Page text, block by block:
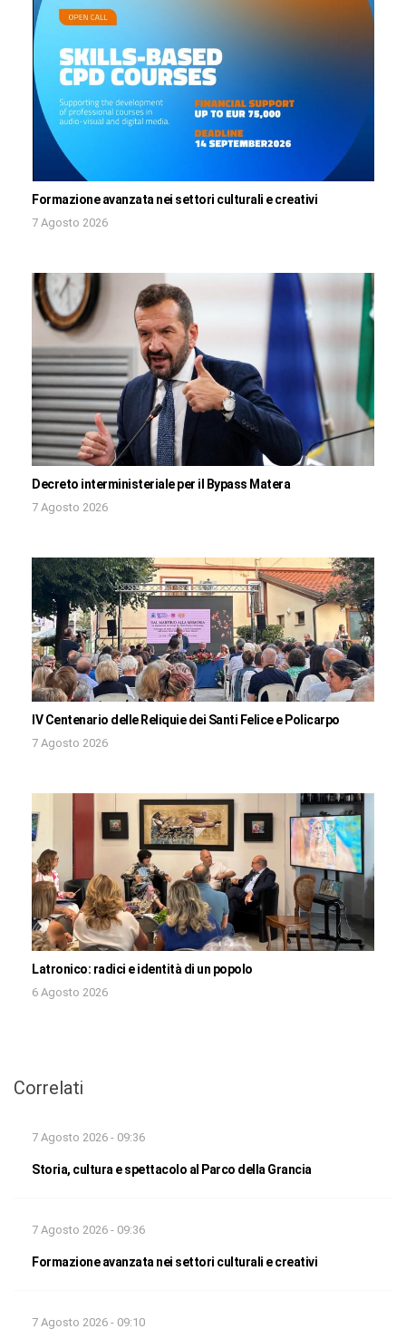
Formazione avanzata nei settori culturali e creativi
7 Agosto 2026
Decreto interministeriale per il Bypass Matera
7 Agosto 2026
IV Centenario delle Reliquie dei Santi Felice e Policarpo
7 Agosto 2026
Latronico: radici e identità di un popolo
6 Agosto 2026
Correlati
7 Agosto 2026 - 09:36
Storia, cultura e spettacolo al Parco della Grancia
7 Agosto 2026 - 09:36
Formazione avanzata nei settori culturali e creativi
7 Agosto 2026 - 09:10